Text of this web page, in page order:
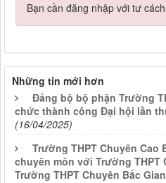
Bạn cần đăng nhập với tư
Những tin mới hơn
Đảng bộ bộ phận Trường
chức thành công Đại hội lần
(16/04/2025)
Trường THPT Chuyên
chuyên môn với Trường THPT
Trường THPT Chuyên Bắc